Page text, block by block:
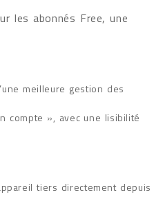
les abonnés Free, une
meilleure gestion des
compte », avec une lisibilité
tiers directement depuis